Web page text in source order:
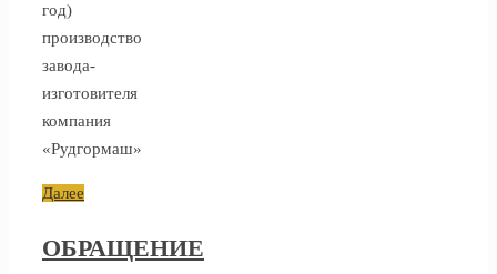
год)
производство
завода-
изготовителя
компания
«Рудгормаш»
Далее
ОБРАЩЕНИЕ